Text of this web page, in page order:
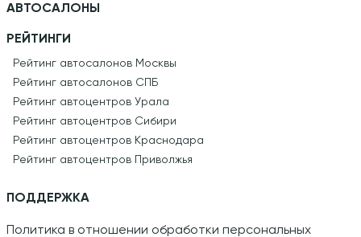
АВТОСАЛОНЫ
РЕЙТИНГИ
Рейтинг автосалонов Москвы
Рейтинг автосалонов СПБ
Рейтинг автоцентров Урала
Рейтинг автоцентров Сибири
Рейтинг автоцентров Краснодара
Рейтинг автоцентров Приволжья
ПОДДЕРЖКА
Политика в отношении обработки персональных